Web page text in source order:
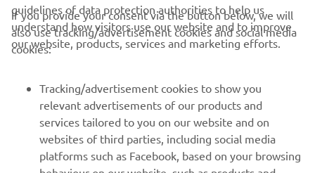
CORPORATE
MORE YAMAHA
SUPPORT
guidelines of data protection authorities to help us
understand how visitors use our website and to improve
our website, products, services and marketing efforts.
If you provide your consent via the button below, we will
also use tracking/advertisement cookies and social media
cookies:
Tracking/advertisement cookies to show you
relevant advertisements of our products and
services tailored to you on our website and on
websites of third parties, including social media
platforms such as Facebook, based on your browsing